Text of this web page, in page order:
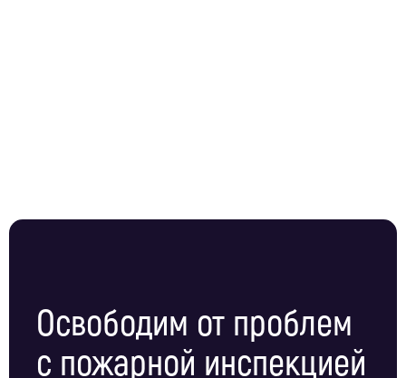
Освободим от проблем
с пожарной инспекцией